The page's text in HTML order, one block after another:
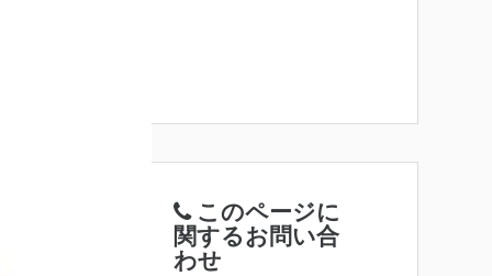
このページに
関するお問い合
わせ